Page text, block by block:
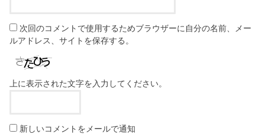
次回のコメントで使用するためブラウザーに自分の名前、メー
ルアドレス、サイトを保存する。
上に表示された文字を入力してください。
新しいコメントをメールで通知